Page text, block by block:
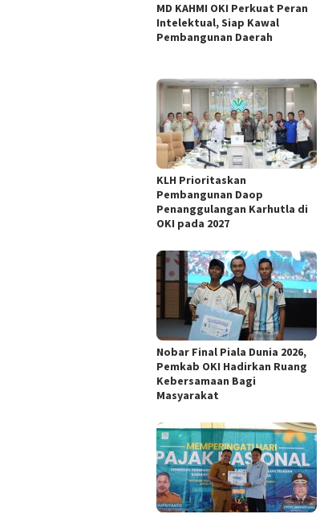
MD KAHMI OKI Perkuat Peran
Intelektual, Siap Kawal
Pembangunan Daerah
KLH Prioritaskan
Pembangunan Daop
Penanggulangan Karhutla di
OKI pada 2027
Nobar Final Piala Dunia 2026,
Pemkab OKI Hadirkan Ruang
Kebersamaan Bagi
Masyarakat